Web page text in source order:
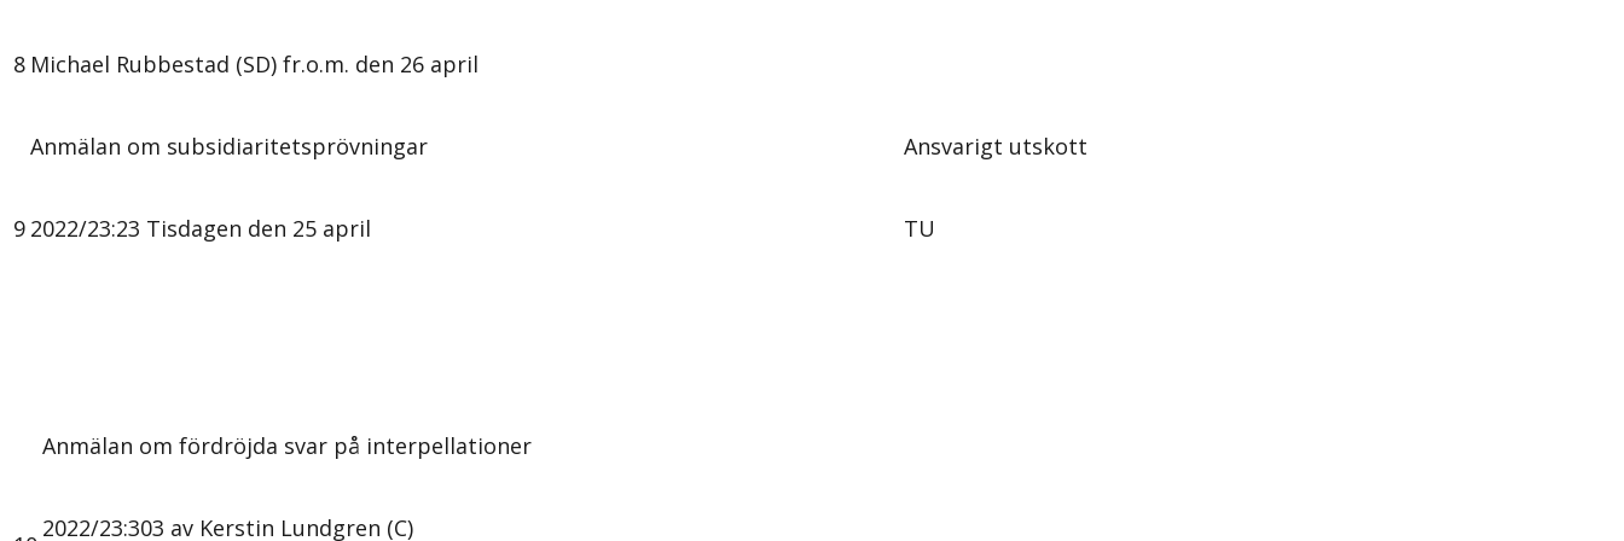
8 Michael Rubbestad (SD) fr.o.m. den 26 april
Anmälan om subsidiaritetsprövningar Ansvarigt utskott
9 2022/23:23 Tisdagen den 25 april TU
Anmälan om fördröjda svar på interpellationer
2022/23:303 av Kerstin Lundgren (C)